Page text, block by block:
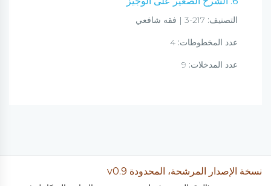
التصنيف:
عدد المخطوطات:
عدد المدخلات:
نسخة الإصدار المرشحة، المحدودة v0.9